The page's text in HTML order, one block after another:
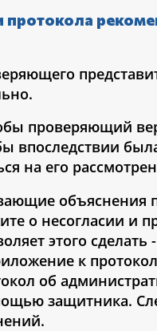
протокола
проверяющий
впоследствии
на его
объяснения
о несогласии и
этого
к
об
защитника.